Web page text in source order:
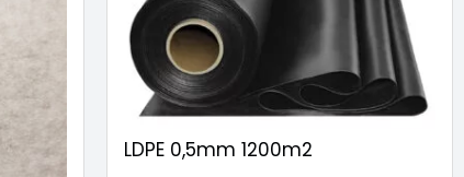
LDPE 0,5mm 1200m2